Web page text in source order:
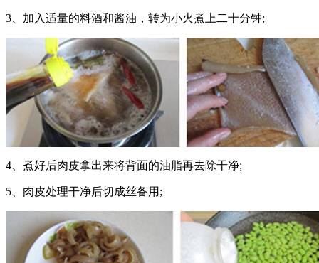
3、加入适量的料酒和酱油，转为小火煮上二十分钟;
4、煮好后肉皮拿出来将背面的油脂再去除干净;
5、肉皮处理干净后切成丝备用;